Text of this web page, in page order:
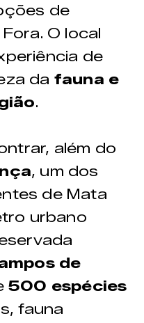
de
O local
de
da fauna e
.
além do
, um dos
de Mata
urbano
de
500 espécies
fauna